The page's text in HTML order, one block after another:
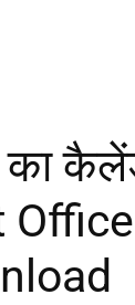
का